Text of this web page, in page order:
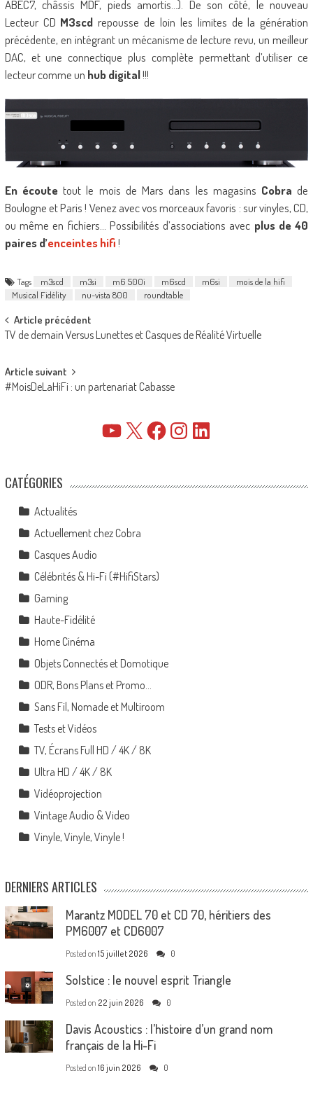
ABEC7, châssis MDF, pieds amortis…). De son côté, le nouveau
Lecteur CD M3scd repousse de loin les limites de la génération
précédente, en intégrant un mécanisme de lecture revu, un meilleur
DAC, et une connectique plus complète permettant d’utiliser ce
lecteur comme un hub digital!!!
En écoutetout le mois de Mars dans les magasins Cobra de
Boulogne et Paris ! Venez avec vos morceaux favoris : sur vinyles, CD,
ou même en fichiers… Possibilités d’associations avec plus de 40
paires d’enceintes hifi!
Tags m3scd m3si m6 500i m6scd m6si
mois de la hifi
Musical Fidélity
nu-vista 800 roundtable
Post
navigation
Article précédent
TV de demain Versus Lunettes et Casques de Réalité Virtuelle
Article suivant
#MoisDeLaHiFi : un partenariat Cabasse
YouTube FacebookInstagramLinkedIn
CATÉGORIES
Actualités
Actuellement chez Cobra
Casques Audio
Célébrités & Hi-Fi (#HifiStars)
Gaming
Haute-Fidélité
Home Cinéma
Objets Connectés et Domotique
ODR, Bons Plans et Promo…
Sans Fil, Nomade et Multiroom
Tests et Vidéos
TV, Écrans Full HD / 4K / 8K
Ultra HD / 4K / 8K
Vidéoprojection
Vintage Audio & Video
Vinyle, Vinyle, Vinyle !
DERNIERS ARTICLES
Marantz MODEL 70 et CD 70, héritiers des
PM6007 et CD6007
Posted on 15 juillet 2026 0
Solstice : le nouvel esprit Triangle
Posted on 22 juin 2026 0
Davis Acoustics : l’histoire d’un grand nom
français de la Hi-Fi
Posted on 16 juin 2026 0